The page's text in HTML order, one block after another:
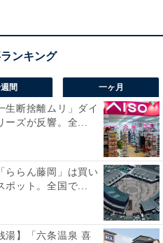
ホテルを見る
間 一ヶ月
生断捨離ムリ」ダイ
ーズが反響。全...
ららん藤岡」は買い
ット。全国で...
湯】「六条温泉 喜